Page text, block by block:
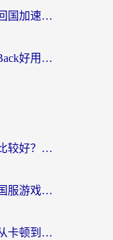
穿梭和银河哪个好？海外党选回国加速器的避坑指南，附番茄加速器实测体验
海外党必看：ChickCN和FlashBack好用吗？3招教你选对回国加速器（附云极、HomeCN、斧牛vs艾果对比）
英国玩双生视界用什么加速器比较好？海外党亲测有效的国服游戏加速方案
泰国怎么玩傲世西游？海外党国服游戏加速终极攻略（附光明大陆量子特攻实测）
国外光明大陆加速器怎么选？从卡顿到丝滑的终极指南（含德国玩走开外星人墨西哥玩俄罗斯方块技巧）